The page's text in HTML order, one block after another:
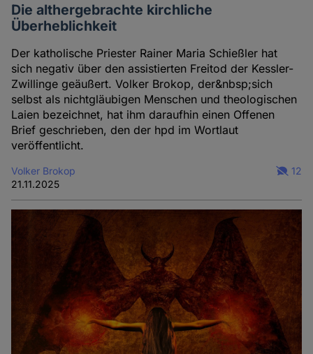
Die althergebrachte kirchliche
Überheblichkeit
Der katholische Priester Rainer Maria Schießler hat
sich negativ über den assistierten Freitod der Kessler-
Zwillinge geäußert. Volker Brokop, der&nbsp;sich
selbst als nichtgläubigen Menschen und theologischen
Laien bezeichnet, hat ihm daraufhin einen Offenen
Brief geschrieben, den der hpd im Wortlaut
veröffentlicht.
Volker Brokop
21.11.2025
12